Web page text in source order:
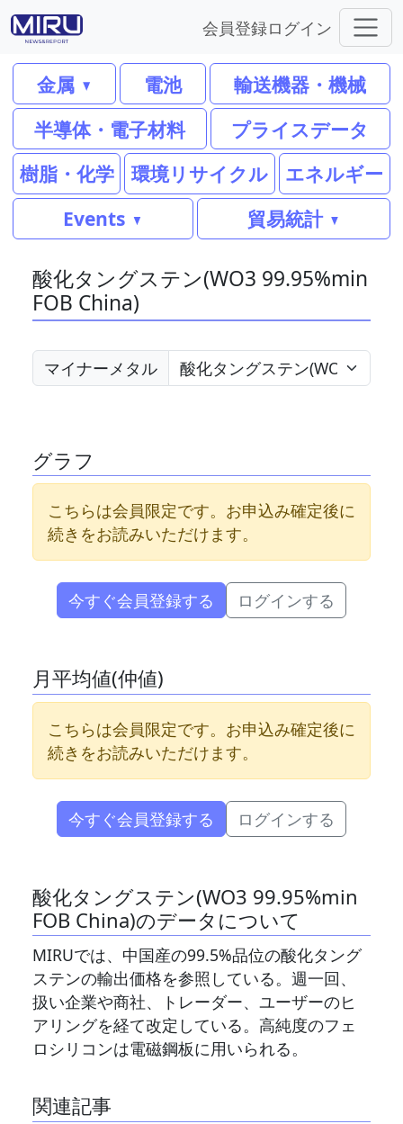
会員登録ログイン
金属 電池
輸送機器・機械
半導体・電子材料
プライスデータ
樹脂・化学
環境リサイクル
エネルギー
Events
貿易統計
酸化タングステン(WO3 99.95%min
FOB China)
マイナーメタル
グラフ
こちらは会員限定です。お申込み確定後に
続きをお読みいただけます。
今すぐ会員登録する ログインする
月平均値(仲値)
こちらは会員限定です。お申込み確定後に
続きをお読みいただけます。
今すぐ会員登録する ログインする
酸化タングステン(WO3 99.95%min
FOB China)のデータについて
MIRUでは、中国産の99.5%品位の酸化タング
ステンの輸出価格を参照している。週一回、
扱い企業や商社、トレーダー、ユーザーのヒ
アリングを経て改定している。高純度のフェ
ロシリコンは電磁鋼板に用いられる。
関連記事